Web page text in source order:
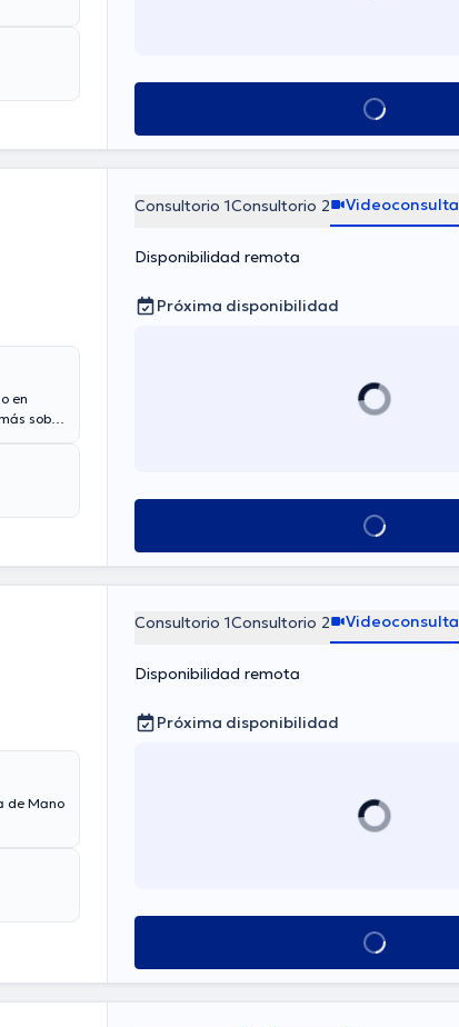
Ver más horarios
en
sobre
Consultorio 1Consultorio 2 Videoconsulta
Disponibilidad remota
Próxima disponibilidad
Ver más horarios
de Mano
Consultorio 1Consultorio 2 Videoconsulta
Disponibilidad remota
Próxima disponibilidad
Ver más horarios